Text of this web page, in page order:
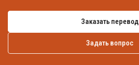
Заказать перевод
Задать вопрос